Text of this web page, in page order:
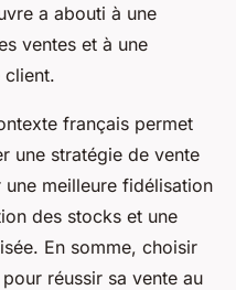
a abouti à une
ventes et à une
client.
français permet
une stratégie de vente
meilleure fidélisation
des stocks et une
En somme, choisir
réussir sa vente au